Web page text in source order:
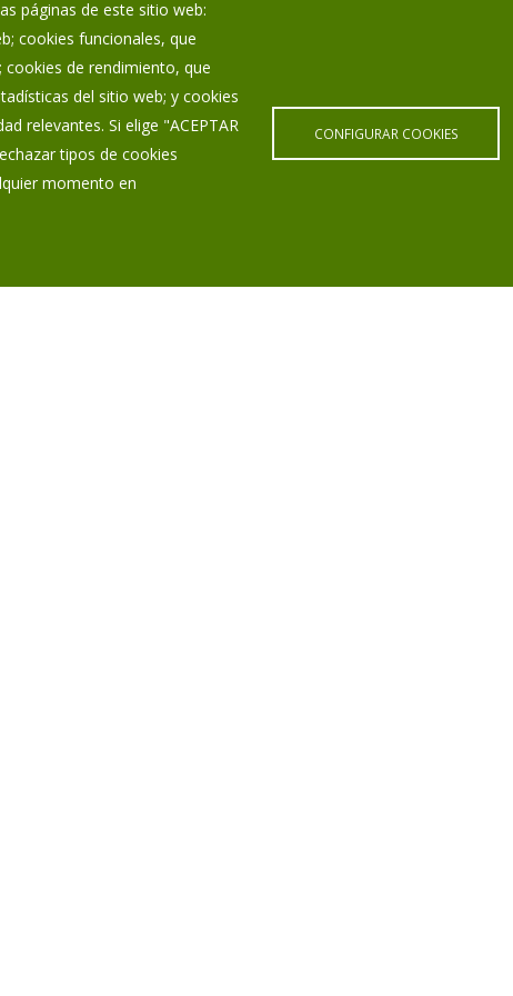
páginas de este sitio web:
cookies funcionales, que
de rendimiento, que
del sitio web; y cookies
relevantes. Si elige "ACEPTAR
tipos de cookies
momento en
CONFIGURAR COOKIES